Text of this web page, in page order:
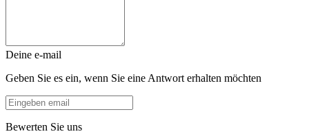
Deine e-mail
Geben Sie es ein, wenn Sie eine Antwort erhalten möchten
Bewerten Sie uns